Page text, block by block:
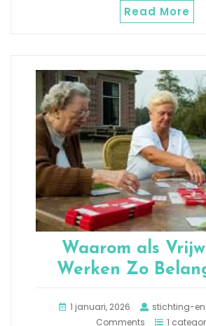
Read More
Waarom als
Werken Zo
1 januari, 2026 stichting-
Comments
1